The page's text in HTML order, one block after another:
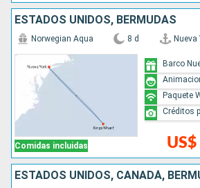
ESTADOS UNIDOS, BERMUDAS
Comidas incluidas
Norwegian Aqua 8 d Nueva
Barco
Paquete
Créditos